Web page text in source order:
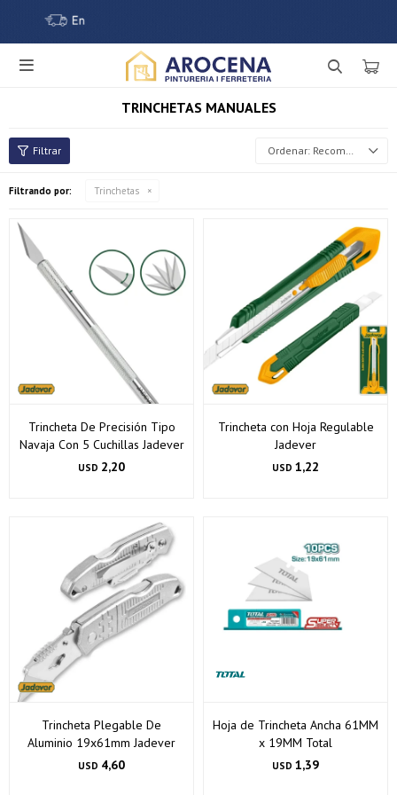

TRINCHETAS MANUALES
Recomendados
Filtrando por: Trinchetas
Trincheta De Precisión Tipo
Navaja Con 5 Cuchillas Jadever
USD 2,20
Trincheta con Hoja Regulable
Jadever
USD 1,22
Trincheta Plegable De
Aluminio 19x61mm Jadever
USD 4,60
Hoja de Trincheta Ancha 61MM
x 19MM Total
USD 1,39
Comprá ahora y Pagá
¡Sumate a la forma más ágil de comprar!
* sujeto aprobación crediticia.
Verifica si estás calificado para comprar con Pago